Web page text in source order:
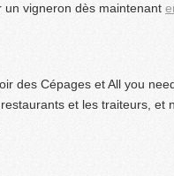
un vigneron dès maintenant
des Cépages et All you
et les traiteurs, et